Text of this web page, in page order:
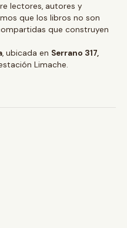
lectores, autores y
que los libros no son
que construyen
, ubicada en Serrano 317,
Limache.